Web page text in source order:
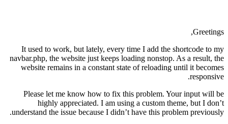
Greetings,
It used to work, but lately, every time I add the shortcode to my
navbar.php, the website just keeps loading nonstop. As a result, the
website remains in a constant state of reloading until it becomes
responsive.
Please let me know how to fix this problem. Your input will be
highly appreciated. I am using a custom theme, but I don’t
understand the issue because I didn’t have this problem previously.